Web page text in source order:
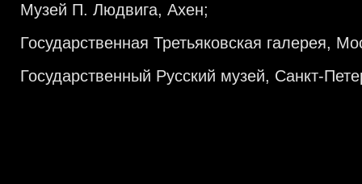
Музей П. Людвига, Ахен;
Государственная Третьяковская галерея,
Государственный Русский музей, Санкт-